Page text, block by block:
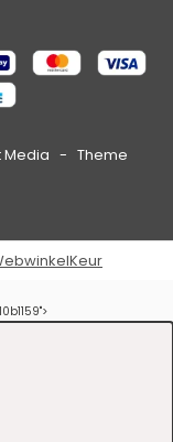
Media - Theme